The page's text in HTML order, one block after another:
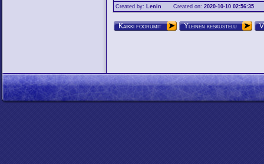
Created by: Lenin Created on:2020-10-10 02:56:35
Kaikki foorumit Yleinen keskustelu